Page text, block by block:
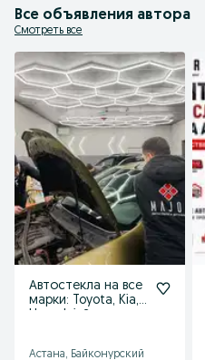
Все объявления автора
Смотреть все
Автостекла на все
марки: Toyota, Kia,
Астана, Байконурский